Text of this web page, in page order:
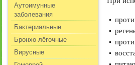
Аутоимунные
заболевания
Бактериальные
Бронхо-лёгочные
Вирусные